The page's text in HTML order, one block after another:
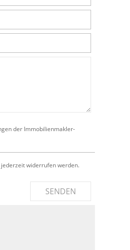
der Immobilienmakler-
widerrufen werden.
SENDEN